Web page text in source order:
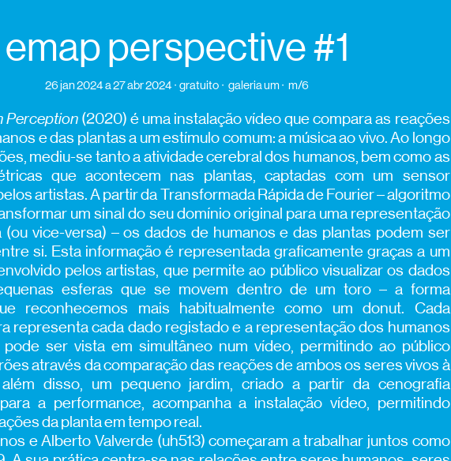
emap perspective #1
26 jan 2024a 27 abr 2024 gratuito galeria um m/6
Perception (2020) é uma instalação vídeo que compara as reações
e das plantas a um estímulo comum: a música ao vivo. Ao longo
mediu-se tanto a atividade cerebral dos humanos, bem como as
que acontecem nas plantas, captadas com um sensor
artistas. A partir da Transformada Rápida de Fourier – algoritmo
um sinal do seu domínio original para uma representação
(ou vice-versa) – os dados de humanos e das plantas podem ser
si. Esta informação é representada graficamente graças a um
pelos artistas, que permite ao público visualizar os dados
esferas que se movem dentro de um toro – a forma
reconhecemos mais habitualmente como um donut. Cada
representa cada dado registado e a representação dos humanos
ser vista em simultâneo num vídeo, permitindo ao público
através da comparação das reações de ambos os seres vivos à
disso, um pequeno jardim, criado a partir da cenografia
a performance, acompanha a instalação vídeo, permitindo
da planta em tempo real.
e Alberto Valverde (uh513) começaram a trabalhar juntos como